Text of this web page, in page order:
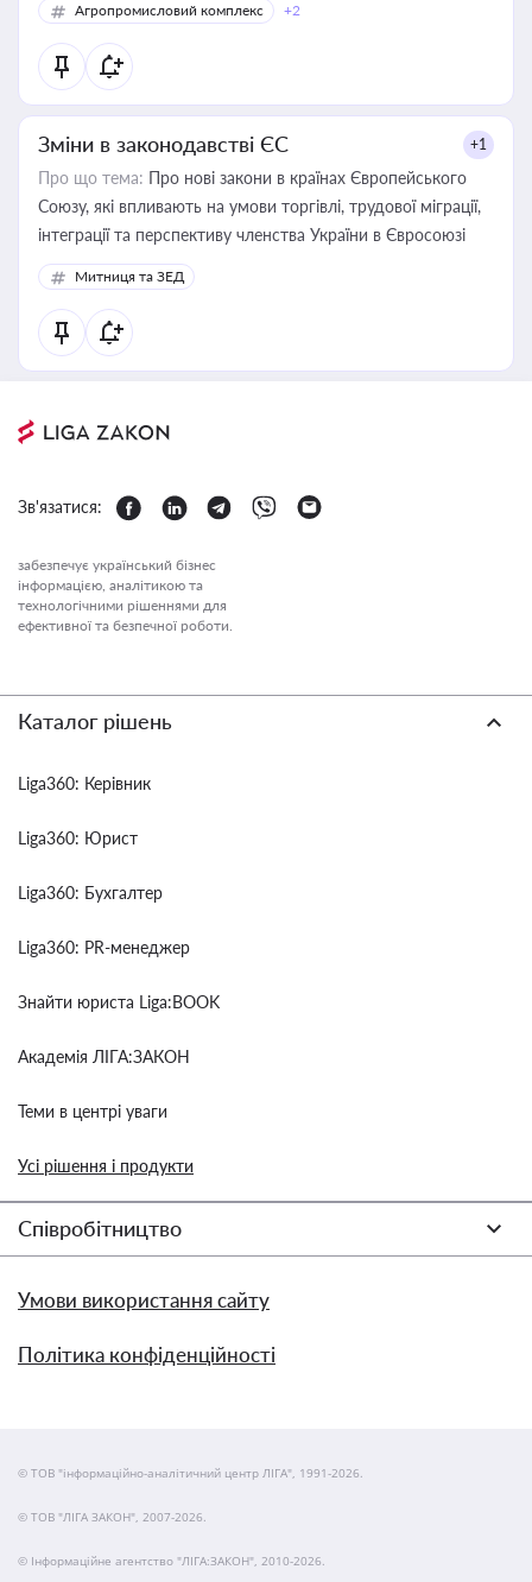
Агропромисловий комплекс
+2
Зміни в законодавстві ЄС +1
Про що тема: Про нові закони в країнах Європейського
Союзу, які впливають на умови торгівлі, трудової міграції,
інтеграції та перспективу членства України в Євросоюзі
Митниця та ЗЕД
Зв'язатися:
забезпечує український бізнес
інформацією, аналітикою та
технологічними рішеннями для
ефективної та безпечної роботи.
Каталог рішень
Liga360: Керівник
Liga360: Юрист
Liga360: Бухгалтер
Liga360: PR-менеджер
Знайти юриста Liga:BOOK
Академія ЛІГА:ЗАКОН
Теми в центрі уваги
Усі рішення і продукти
Співробітництво
Умови використання сайту
Політика конфіденційності
© ТОВ "інформаційно-аналітичний центр ЛІГА", 1991-2026.
© ТОВ "ЛІГА ЗАКОН", 2007-2026.
© Інформаційне агентство "ЛІГА:ЗАКОН", 2010-2026.